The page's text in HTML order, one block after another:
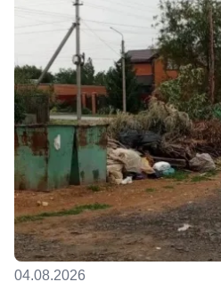
04.08.2026